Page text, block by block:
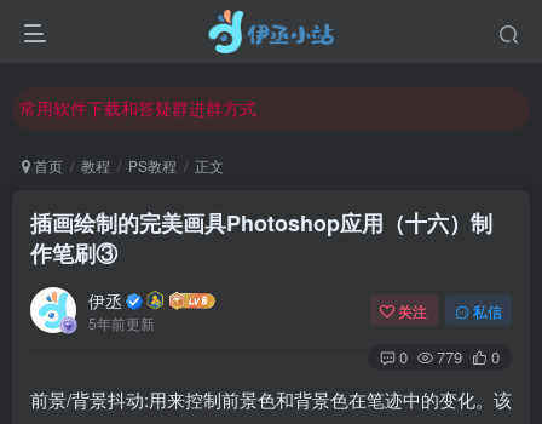
欢迎反馈网站中存在的问题和建议！
常用软件下载和答疑群进群方式
欢迎访问伊丞小站！
首页 教程 PS教程 正文
插画绘制的完美画具Photoshop应用（十六）制
作笔刷③
伊丞
5年前更新
关注 私信
0 779 0
前景/背景抖动:用来控制前景色和背景色在笔迹中的变化。该